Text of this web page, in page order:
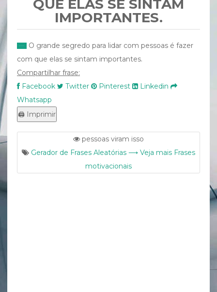
QUE ELAS SE SINTAM
IMPORTANTES.
O grande segredo para lidar com pessoas é fazer
com que elas se sintam importantes.
Compartilhar frase:
Facebook
Twitter Pinterest
Linkedin
Whatsapp
pessoas viram isso
Gerador de Frases Aleatórias ⟶ Veja mais Frases
motivacionais